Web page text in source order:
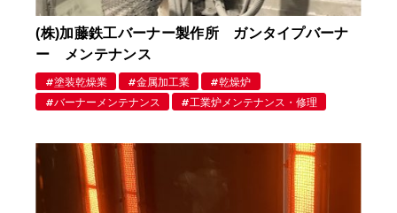
(株)加藤鉄工バーナー製作所 ガンタイプバーナ
ー メンテナンス
塗装乾燥業 金属加工業
乾燥炉
バーナーメンテナンス
工業炉メンテナンス・修理